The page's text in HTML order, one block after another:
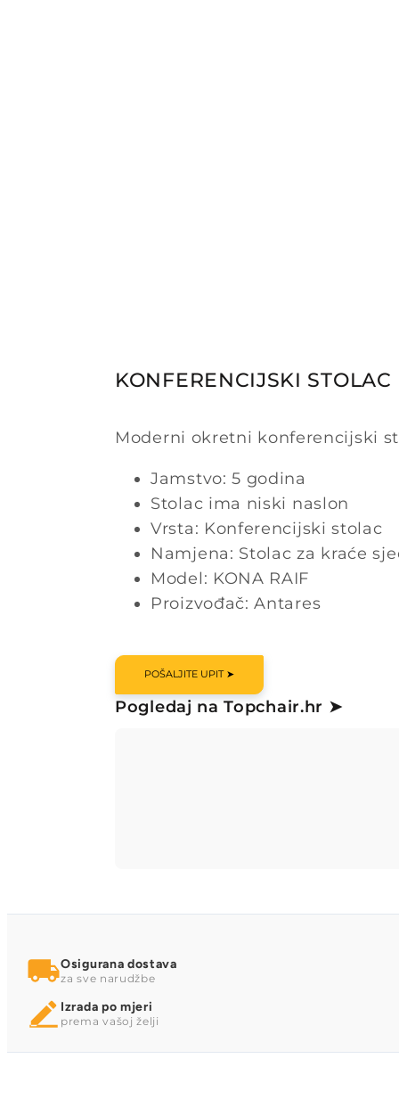
KONFERENCIJSKI
Moderni okretni konferencijski
Jamstvo: 5 godina
Stolac ima niski naslon
Vrsta: Konferencijski stolac
Namjena: Stolac za kraće
Model: KONA RAIF
Proizvođač: Antares
POŠALJITE UPIT ➤
Pogledaj na Topchair.hr ➤
Osigurana dostava
za sve narudžbe
Izrada po mjeri
prema vašoj želji